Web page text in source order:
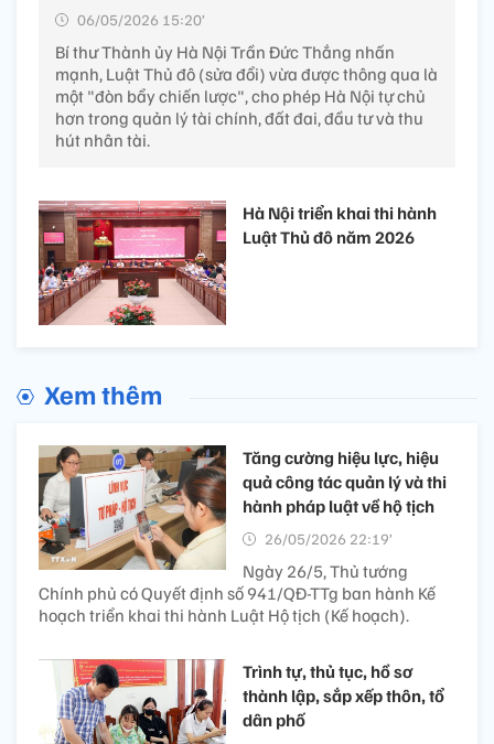
06/05/2026 15:20’
Bí thư Thành ủy Hà Nội Trần Đức Thắng nhấn
mạnh, Luật Thủ đô (sửa đổi) vừa được thông qua là
một "đòn bẩy chiến lược", cho phép Hà Nội tự chủ
hơn trong quản lý tài chính, đất đai, đầu tư và thu
hút nhân tài.
Hà Nội triển khai thi hành
Luật Thủ đô năm 2026
Xem thêm
Tăng cường hiệu lực, hiệu
quả công tác quản lý và thi
hành pháp luật về hộ tịch
26/05/2026 22:19’
Ngày 26/5, Thủ tướng
Chính phủ có Quyết định số 941/QĐ-TTg ban hành Kế
hoạch triển khai thi hành Luật Hộ tịch (Kế hoạch).
Trình tự, thủ tục, hồ sơ
thành lập, sắp xếp thôn, tổ
dân phố